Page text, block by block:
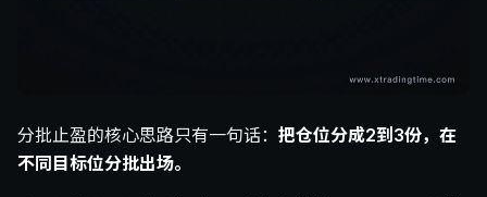
分批止盈的核心思路只有一句话： 把仓位分成2到3份，在
不同目标位分批出场。